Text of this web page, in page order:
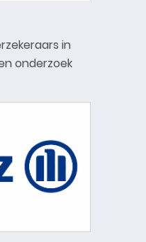
in
onderzoek